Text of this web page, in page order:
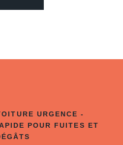
URGENCE -
POUR FUITES ET